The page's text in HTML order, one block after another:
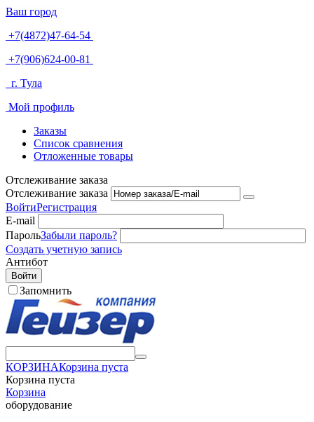
Ваш город
+7(4872)47-64-54
+7(906)624-00-81
г. Тула
Мой профиль
Заказы
Список сравнения
Отложенные товары
Отслеживание заказа
Отслеживание заказа
ВойтиРегистрация
E-mail
ПарольЗабыли пароль?
Создать учетную запись
Антибот
Войти
Запомнить
КОРЗИНАКорзина пуста
Корзина пуста
Корзина
оборудование